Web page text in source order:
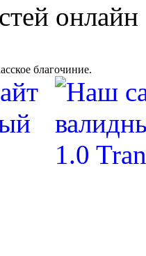
онлайн
благочиние.